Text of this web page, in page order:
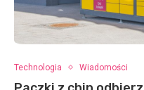
Technologia Wiadomości